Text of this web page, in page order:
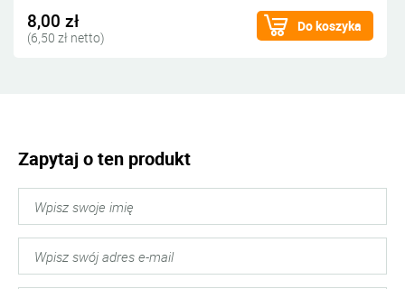
8,00 zł
(6,50 zł netto)
Do koszyka
Zapytaj o ten produkt